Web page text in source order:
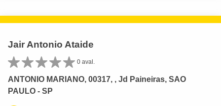
Jair Antonio Ataide
0 aval.
ANTONIO MARIANO, 00317, , Jd Paineiras, SAO
PAULO - SP